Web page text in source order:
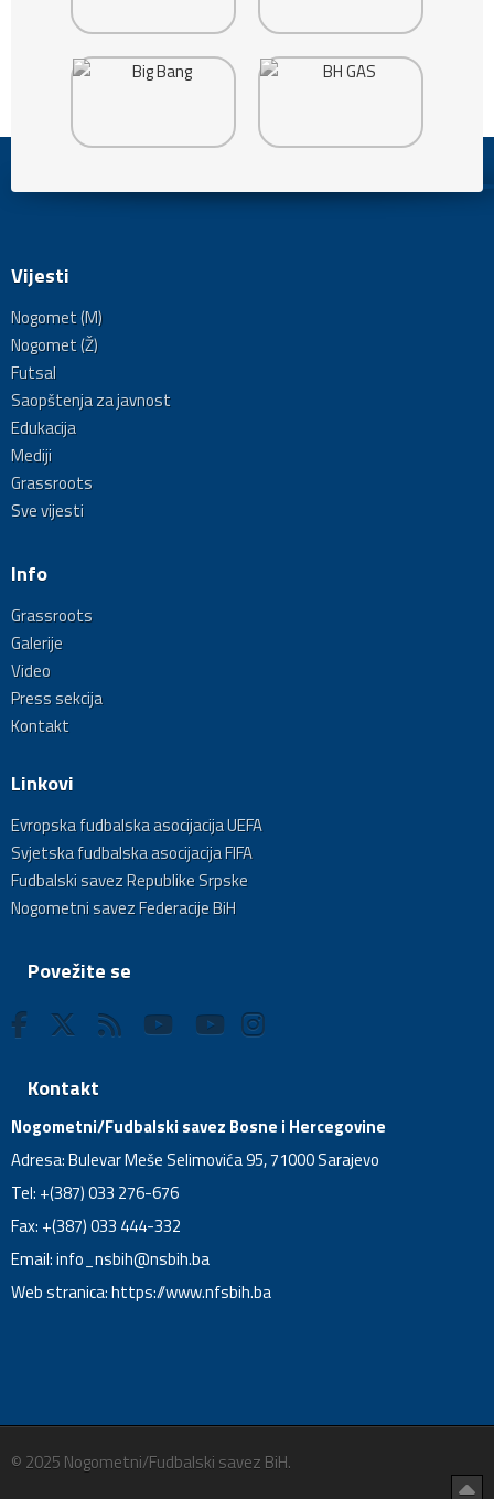
Vijesti
Nogomet (M)
Nogomet (Ž)
Futsal
Saopštenja za javnost
Edukacija
Mediji
Grassroots
Sve vijesti
Info
Grassroots
Galerije
Video
Press sekcija
Kontakt
Linkovi
Evropska fudbalska asocijacija UEFA
Svjetska fudbalska asocijacija FIFA
Fudbalski savez Republike Srpske
Nogometni savez Federacije BiH
Povežite se
Kontakt
Nogometni/Fudbalski savez Bosne i Hercegovine
Adresa: Bulevar Meše Selimovića 95, 71000 Sarajevo
Tel: +(387) 033 276-676
Fax: +(387) 033 444-332
Email:info_nsbih@nsbih.ba
Web stranica: https://www.nfsbih.ba
© 2025 Nogometni/Fudbalski savez BiH.